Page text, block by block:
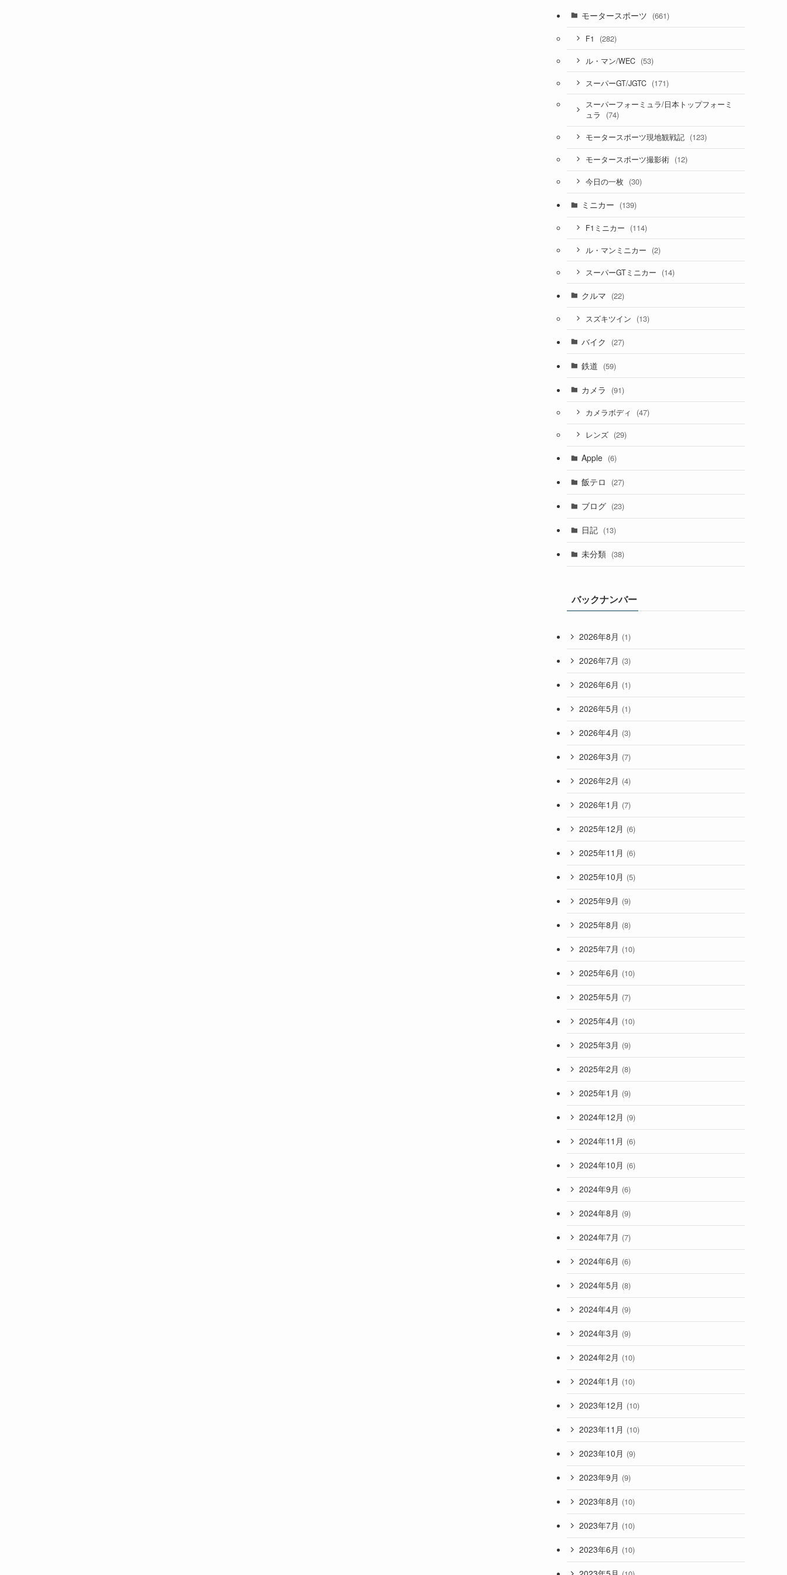
モータースポーツ (661)
F1 (282)
ル・マン/WEC (53)
スーパーGT/JGTC (171)
スーパーフォーミュラ/日本トップフォーミ
ュラ
(74)
モータースポーツ現地観戦記 (123)
モータースポーツ撮影術 (12)
今日の一枚 (30)
ミニカー (139)
F1ミニカー (114)
ル・マンミニカー (2)
スーパーGTミニカー (14)
クルマ (22)
スズキツイン (13)
バイク (27)
鉄道 (59)
カメラ (91)
カメラボディ (47)
レンズ (29)
Apple (6)
飯テロ (27)
ブログ (23)
日記 (13)
未分類 (38)
バックナンバー
2026年8月 (1)
2026年7月 (3)
2026年6月 (1)
2026年5月 (1)
2026年4月 (3)
2026年3月 (7)
2026年2月 (4)
2026年1月 (7)
2025年12月 (6)
2025年11月 (6)
2025年10月 (5)
2025年9月 (9)
2025年8月 (8)
2025年7月 (10)
2025年6月 (10)
2025年5月 (7)
2025年4月 (10)
2025年3月 (9)
2025年2月 (8)
2025年1月 (9)
2024年12月 (9)
2024年11月 (6)
2024年10月 (6)
2024年9月 (6)
2024年8月 (9)
2024年7月 (7)
2024年6月 (6)
2024年5月 (8)
2024年4月 (9)
2024年3月 (9)
2024年2月 (10)
2024年1月 (10)
2023年12月 (10)
2023年11月 (10)
2023年10月 (9)
2023年9月 (9)
2023年8月 (10)
2023年7月 (10)
2023年6月 (10)